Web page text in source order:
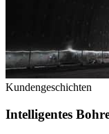
Kundengeschichten
Intelligentes